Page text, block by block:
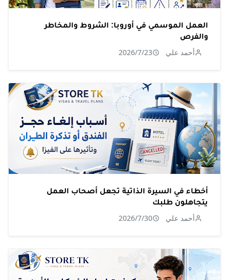
العمل الموسمي في أوروبا: الشروط والمخاطر
والفرص
أحمد علي 2026/7/23
أخطاء في السيرة الذاتية تجعل أصحاب العمل
يتجاهلون طلبك
أحمد علي 2026/7/30